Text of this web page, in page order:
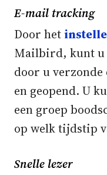
E-mail tracking
Door het
Mailbird, kunt u
door u verzonde
en geopend. U
een groep
op welk tijdstip
Snelle lezer